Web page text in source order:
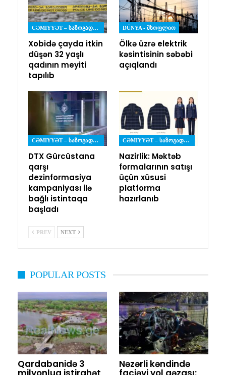
CƏMIYYƏT – ᲡᲐᲖᲝᲒᲐᲓᲝᲔᲑᲐ
Xobidə çayda itkin
düşən 32 yaşlı
qadının meyiti
tapılıb
DÜNYA - ᲛᲡᲝᲤᲚᲘᲝ
Ölkə üzrə elektrik
kəsintisinin səbəbi
açıqlandı
CƏMIYYƏT – ᲡᲐᲖᲝᲒᲐᲓᲝᲔᲑᲐ
DTX Gürcüstana
qarşı
dezinformasiya
kampaniyası ilə
bağlı istintaqa
başladı
CƏMIYYƏT – ᲡᲐᲖᲝᲒᲐᲓᲝᲔᲑᲐ
Nazirlik: Məktəb
formalarının satışı
üçün xüsusi
platforma
hazırlanıb
PREV NEXT
POPULAR POSTS
Qardabanidə 3 Nəzərli kəndində